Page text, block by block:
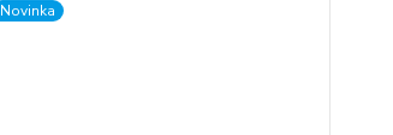
Novinka